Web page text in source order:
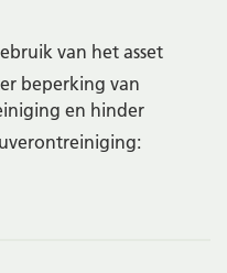
van het asset
beperking van
en hinder